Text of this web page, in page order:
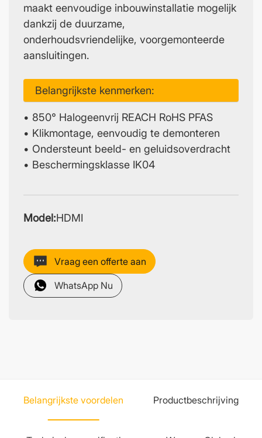
maakt eenvoudige inbouwinstallatie mogelijk
dankzij de duurzame,
onderhoudsvriendelijke, voorgemonteerde
aansluitingen.
Belangrijkste kenmerken:
• 850° Halogeenvrij REACH RoHS PFAS
• Klikmontage, eenvoudig te demonteren
• Ondersteunt beeld- en geluidsoverdracht
• Beschermingsklasse IK04
Model:HDMI
Vraag een offerte aan
WhatsApp Nu
Belangrijkste voordelen Productbeschrijving